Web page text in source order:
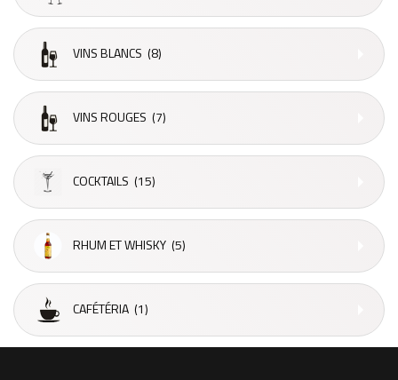
VINS BLANCS (8)
VINS ROUGES (7)
COCKTAILS (15)
RHUM ET WHISKY (5)
CAFÉTÉRIA (1)